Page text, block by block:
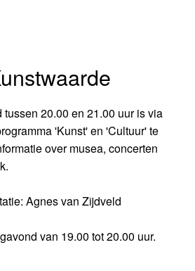
20.00 en 21.00 uur is via
'Kunst' en 'Cultuur' te
over musea, concerten
Agnes van Zijdveld
van 19.00 tot 20.00 uur.